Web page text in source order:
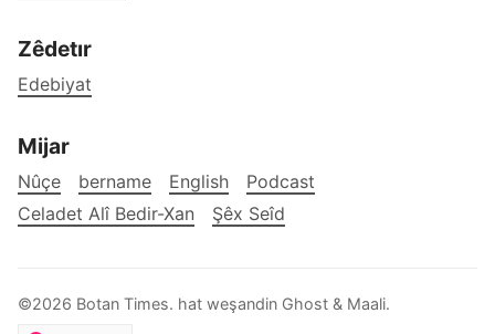
Zêdetır
Edebiyat
Mijar
Nûçe bername English
Podcast
Celadet Alî Bedir-Xan
Şêx Seîd
©2026 Botan Times. hat weşandin Ghost & Maali.